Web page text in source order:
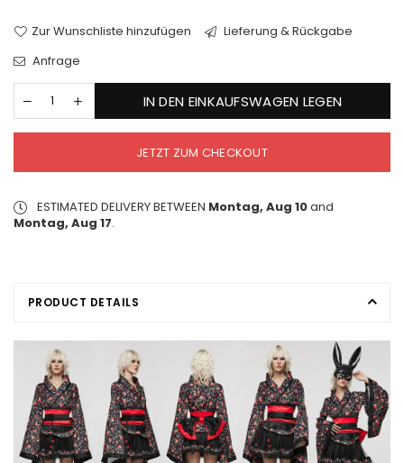
Zur Wunschliste hinzufügen
Lieferung & Rückgabe
Anfrage
IN DEN EINKAUFSWAGEN LEGEN
JETZT ZUM CHECKOUT
ESTIMATED DELIVERY BETWEEN Montag, Aug 10and
Montag, Aug 17.
PRODUCT DETAILS